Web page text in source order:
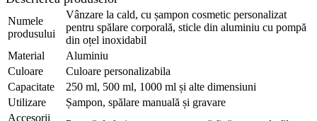
Numele
produsului
Vânzare la cald, cu șampon cosmetic personalizat
pentru spălare corporală, sticle din aluminiu cu pompă
din oțel inoxidabil
Material
Aluminiu
Culoare
Culoare personalizabila
Capacitate
250 ml, 500 ml, 1000 ml și alte dimensiuni
Utilizare
Șampon, spălare manuală și gravare
Accesorii